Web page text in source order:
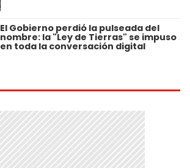
El Gobierno perdió la pulseada del
nombre: la "Ley de Tierras" se impuso
en toda la conversación digital